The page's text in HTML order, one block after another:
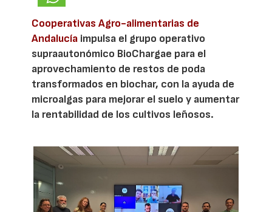
Cooperativas Agro-alimentarias de
Andalucía impulsa el grupo operativo
supraautonómico BioChargae para el
aprovechamiento de restos de poda
transformados en biochar, con la ayuda de
microalgas para mejorar el suelo y aumentar
la rentabilidad de los cultivos leñosos.